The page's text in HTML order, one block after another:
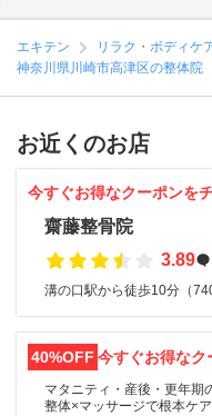
エキテン リラク・ボディケ
神奈川県川崎市高津区の整体院
お近くのお店
今すぐお得なクーポンを
齋藤整骨院
3.89
溝の口駅から徒歩10分（
40%OFF 今すぐお得なク
マタニティ・産後・更年
整体×マッサージで根本ケア